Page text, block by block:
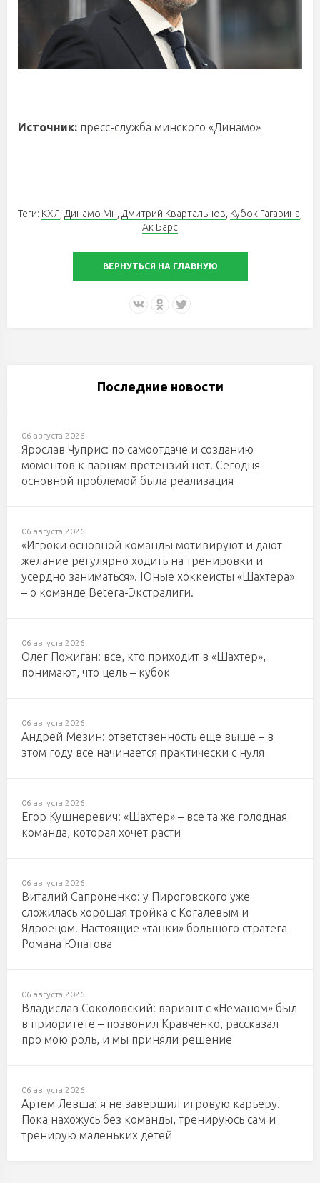
Источник: пресс-служба минского «Динамо»
Теги: КХЛ, Динамо Мн, Дмитрий Квартальнов, Кубок Гагарина,
Ак Барс
ВЕРНУТЬСЯ НА ГЛАВНУЮ
Последние новости
06 августа 2026
Ярослав Чуприс: по самоотдаче и созданию
моментов к парням претензий нет. Сегодня
основной проблемой была реализация
06 августа 2026
«Игроки основной команды мотивируют и дают
желание регулярно ходить на тренировки и
усердно заниматься». Юные хоккеисты «Шахтера»
– о команде Betera-Экстралиги.
06 августа 2026
Олег Пожиган: все, кто приходит в «Шахтер»,
понимают, что цель – кубок
06 августа 2026
Андрей Мезин: ответственность еще выше – в
этом году все начинается практически с нуля
06 августа 2026
Егор Кушнеревич: «Шахтер» – все та же голодная
команда, которая хочет расти
06 августа 2026
Виталий Сапроненко: у Пироговского уже
сложилась хорошая тройка с Когалевым и
Ядроецом. Настоящие «танки» большого стратега
Романа Юпатова
06 августа 2026
Владислав Соколовский: вариант с «Неманом» был
в приоритете – позвонил Кравченко, рассказал
про мою роль, и мы приняли решение
06 августа 2026
Артем Левша: я не завершил игровую карьеру.
Пока нахожусь без команды, тренируюсь сам и
тренирую маленьких детей